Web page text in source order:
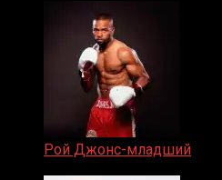
Рой Джонс-младший